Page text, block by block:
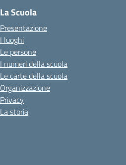
La Scuola
Presentazione
I luoghi
Le persone
I numeri della scuola
Le carte della scuola
Organizzazione
Privacy
La storia